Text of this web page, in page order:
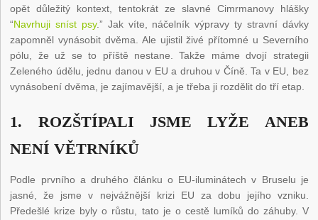
opět důležitý kontext, tentokrát ze slavné Cimrmanovy hlášky
“Navrhuji sníst psy.” Jak víte, náčelník výpravy ty stravní dávky
zapomněl vynásobit dvěma. Ale ujistil živé přítomné u Severního
pólu, že už se to příště nestane. Takže máme dvojí strategii
Zeleného údělu, jednu danou v EU a druhou v Číně. Ta v EU, bez
vynásobení dvěma, je zajímavější, a je třeba ji rozdělit do tří etap.
1. ROZŠTÍPALI JSME LYŽE ANEB
NENÍ VĚTRNÍKŮ
Podle prvního a druhého článku o EU-iluminátech v Bruselu je
jasné, že jsme v nejvážnější krizi EU za dobu jejího vzniku.
Předešlé krize byly o růstu, tato je o cestě lumíků do záhuby. V